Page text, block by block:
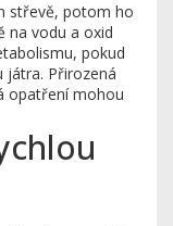
střevě, potom ho
na vodu a oxid
pokud
játra. Přirozená
opatření mohou